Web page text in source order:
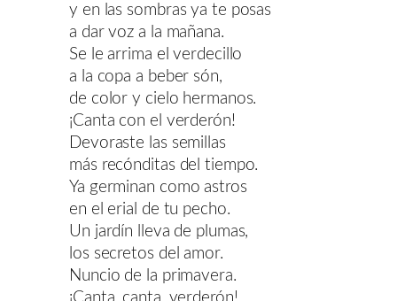
y en las sombras ya te posas
a dar voz a la mañana.
Se le arrima el verdecillo
a la copa a beber són,
de color y cielo hermanos.
¡Canta con el verderón!
Devoraste las semillas
más recónditas del tiempo.
Ya germinan como astros
en el erial de tu pecho.
Un jardín lleva de plumas,
los secretos del amor.
Nuncio de la primavera.